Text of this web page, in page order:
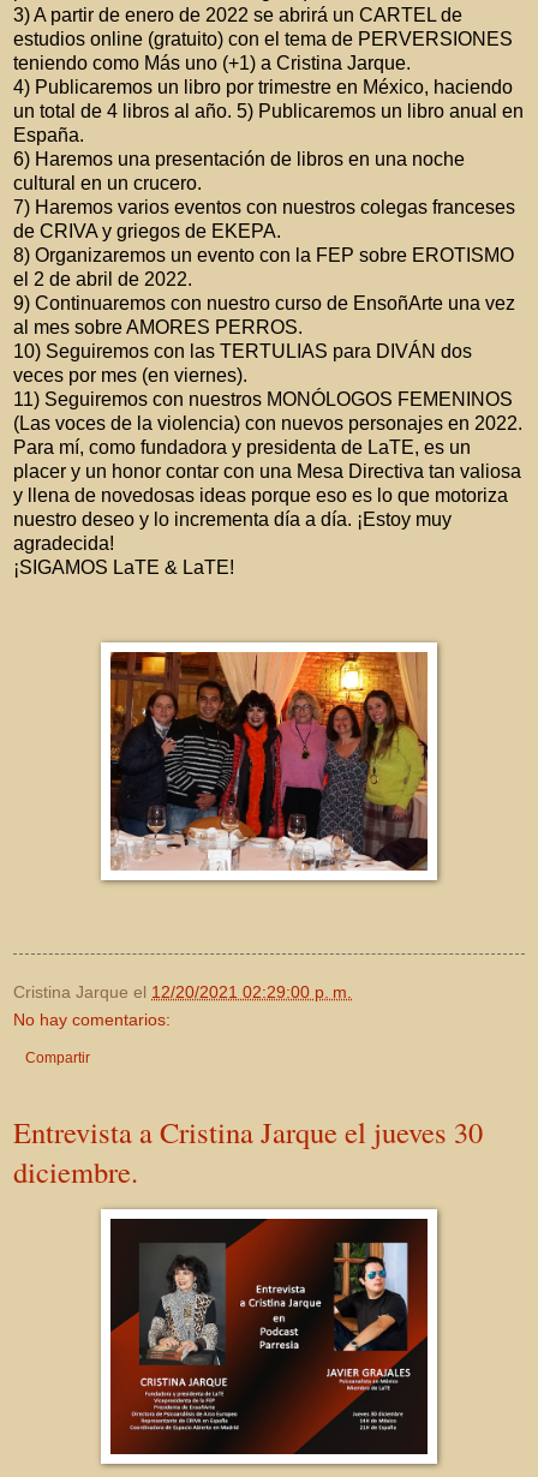
3) A partir de enero de 2022 se abrirá un CARTEL de
estudios online (gratuito) con el tema de PERVERSIONES
teniendo como Más uno (+1) a Cristina Jarque.
4) Publicaremos un libro por trimestre en México, haciendo
un total de 4 libros al año. 5) Publicaremos un libro anual en
España.
6) Haremos una presentación de libros en una noche
cultural en un crucero.
7) Haremos varios eventos con nuestros colegas franceses
de CRIVA y griegos de EKEPA.
8) Organizaremos un evento con la FEP sobre EROTISMO
el 2 de abril de 2022.
9) Continuaremos con nuestro curso de EnsoñArte una vez
al mes sobre AMORES PERROS.
10) Seguiremos con las TERTULIAS para DIVÁN dos
veces por mes (en viernes).
11) Seguiremos con nuestros MONÓLOGOS FEMENINOS
(Las voces de la violencia) con nuevos personajes en 2022.
Para mí, como fundadora y presidenta de LaTE, es un
placer y un honor contar con una Mesa Directiva tan valiosa
y llena de novedosas ideas porque eso es lo que motoriza
nuestro deseo y lo incrementa día a día. ¡Estoy muy
agradecida!
¡SIGAMOS LaTE & LaTE!
Cristina Jarque el 12/20/2021 02:29:00 p. m.
No hay comentarios:
Compartir
Entrevista a Cristina Jarque el jueves 30
diciembre.